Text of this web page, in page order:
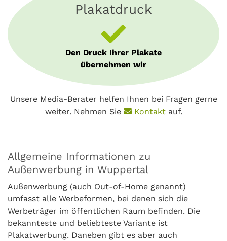
Plakatdruck
Den Druck Ihrer Plakate
übernehmen wir
Unsere Media-Berater helfen Ihnen bei Fragen gerne
weiter. Nehmen Sie
Kontaktauf.
Allgemeine Informationen zu
Außenwerbung in Wuppertal
Außenwerbung (auch Out-of-Home genannt)
umfasst alle Werbeformen, bei denen sich die
Werbeträger im öffentlichen Raum befinden. Die
bekannteste und beliebteste Variante ist
Plakatwerbung. Daneben gibt es aber auch